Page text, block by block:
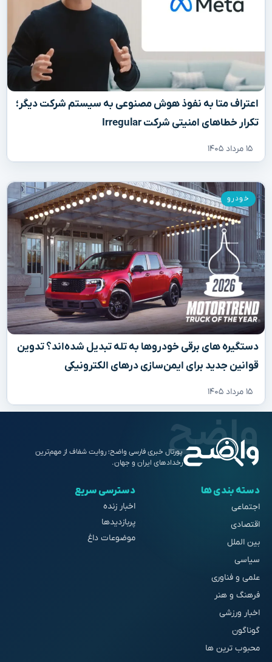
اعتراف متا به نفوذ هوش مصنوعی به سیستم شرکت دیگر؛
تکرار خطاهای امنیتی شرکت Irregular
۱۵ مرداد ۱۴۰۵
دستگیره‌ های برقی خودروها به تله تبدیل شده‌اند؟ تدوین
قوانین جدید برای ایمن‌سازی درهای الکترونیکی
۱۵ مرداد ۱۴۰۵
خودرو
پورتال خبری فارسی واضح؛ روایت شفاف از مهم‌ترین
رخدادهای ایران و جهان.
دسته بندی ها
اجتماعی
اقتصادی
بین الملل
سیاسی
علمی و فناوری
فرهنگ و هنر
اخبار ورزشی
گوناگون
محبوب ترین ها
دسترسی سریع
اخبار زنده
پربازدیدها
موضوعات داغ